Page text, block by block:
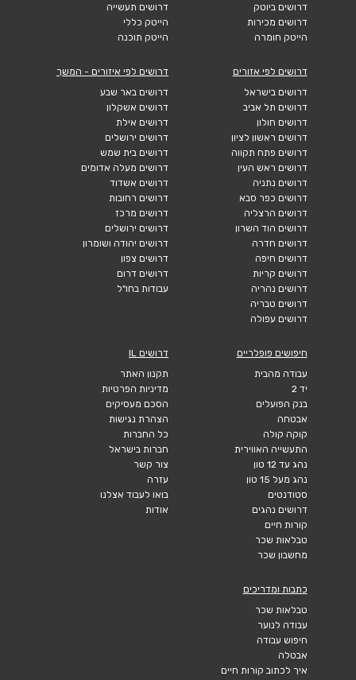
דרושים ביוטק
דרושים מכירות
הייטק חומרה
דרושים תעשייה
הייטק כללי
הייטק תוכנה
דרושים לפי אזורים
דרושים בישראל
דרושים תל אביב
דרושים חולון
דרושים ראשון לציון
דרושים פתח תקווה
דרושים ראש העין
דרושים נתניה
דרושים כפר סבא
דרושים הרצליה
דרושים הוד השרון
דרושים חדרה
דרושים חיפה
דרושים קריות
דרושים נהריה
דרושים טבריה
דרושים עפולה
דרושים לפי איזורים - המשך
דרושים באר שבע
דרושים אשקלון
דרושים אילת
דרושים ירושלים
דרושים בית שמש
דרושים מעלה אדומים
דרושים אשדוד
דרושים רחובות
דרושים מרכז
דרושים ירושלים
דרושים יהודה ושומרון
דרושים צפון
דרושים דרום
עבודות בחו"ל
חיפושים פופלריים
עבודה מהבית
יד 2
בנק הפועלים
אבטחה
קוקה קולה
התעשייה האווירית
נהג עד 12 טון
נהג מעל 15 טון
סטודנטים
דרושים נהגים
קורות חיים
טבלאות שכר
מחשבון שכר
דרושים IL
תקנון האתר
מדיניות הפרטיות
הסכם מעסיקים
הצהרת נגישות
כל החברות
חברות בישראל
צור קשר
עזרה
בואו לעבוד אצלנו
אודות
כתבות ומדריכים
טבלאות שכר
עבודה לנוער
חיפוש עבודה
אבטלה
איך לכתוב קורות חיים